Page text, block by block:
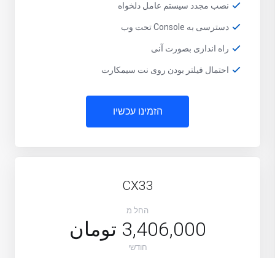
نصب مجدد سیستم عامل دلخواه
دسترسی به Console تحت وب
راه اندازی بصورت آنی
احتمال فیلتر بودن روی نت سیمکارت
הזמינו עכשיו
CX33
החל מ
3,406,000 تومان
חודשי